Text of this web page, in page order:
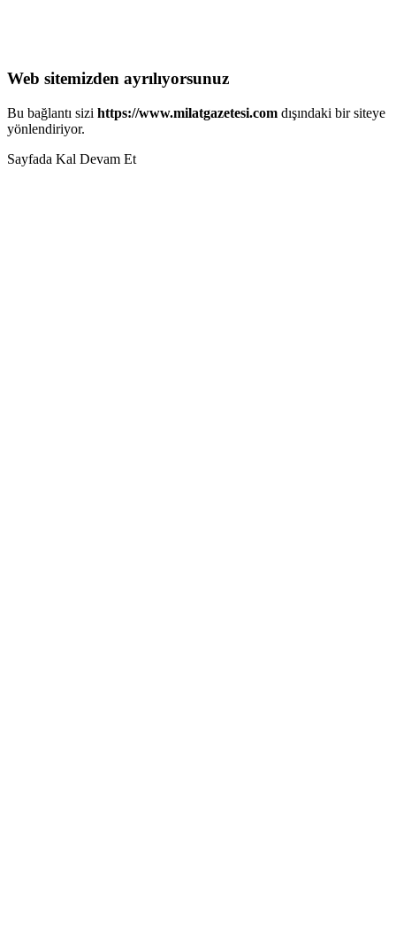
Web sitemizden ayrılıyorsunuz
Bu bağlantı sizi https://www.milatgazetesi.com dışındaki bir siteye
yönlendiriyor.
Sayfada Kal Devam Et